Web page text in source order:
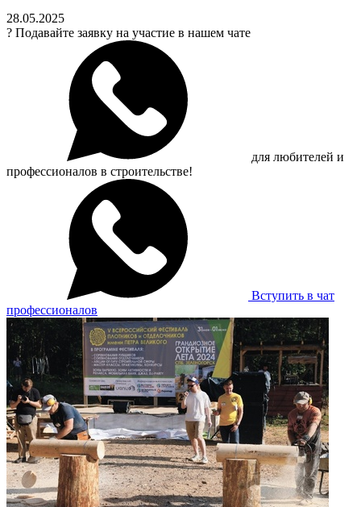
28.05.2025
? Подавайте заявку на участие в нашем чате
для любителей и
профессионалов в строительстве!
Вступить в чат
профессионалов